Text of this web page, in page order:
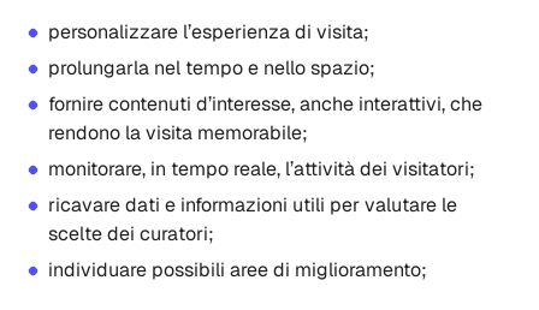
personalizzare l’esperienza di visita;
prolungarla nel tempo e nello spazio;
fornire contenuti d’interesse, anche interattivi, che
rendono la visita memorabile;
monitorare, in tempo reale, l’attività dei visitatori;
ricavare dati e informazioni utili per valutare le
scelte dei curatori;
individuare possibili aree di miglioramento;